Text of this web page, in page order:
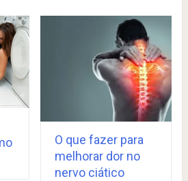
O que fazer para
melhorar dor no
nervo ciático